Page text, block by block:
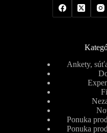
Ankety,
Ponuka
Ponuka